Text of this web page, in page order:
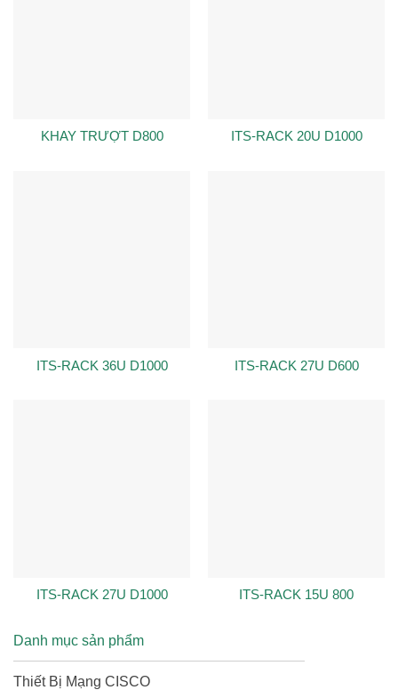
KHAY TRƯỢT D800 ITS-RACK 20U D1000
ITS-RACK 36U D1000 ITS-RACK 27U D600
ITS-RACK 27U D1000 ITS-RACK 15U 800
Danh mục sản phẩm
Thiết Bị Mạng CISCO